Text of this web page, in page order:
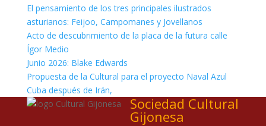
El pensamiento de los tres principales ilustrados
asturianos: Feijoo, Campomanes y Jovellanos
Acto de descubrimiento de la placa de la futura calle
Ígor Medio
Junio 2026: Blake Edwards
Propuesta de la Cultural para el proyecto Naval Azul
Cuba después de Irán,
Sociedad Cultural
Gijonesa